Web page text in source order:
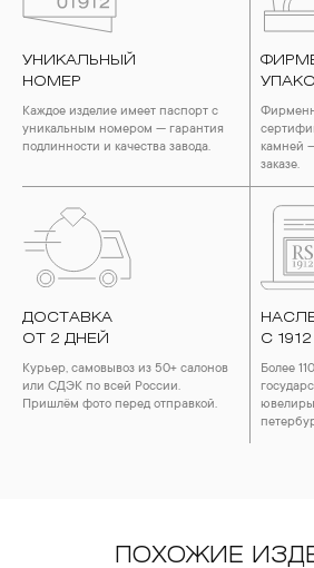
воздействия серы
пятнами.Кроме того, жирные
поверхности металлов,
притягивают к себе пыль. Из-за
разбалтываются и ломаются замки на
2. Храните ювелирные
специальных мешочках. Так
повредить украшение или
3. Ни в коем случае не храните
Особенно беречь от воздействия
позолоченные изделия. Также
переносят жемчуг, бирюза, малахит и
4. Специалисты обычно рекомендуют
реже одного раза в месяц, а также
фланелевой или замшевой салфеткой.
УНИКАЛЬНЫЙ
НОМЕР
Каждое изделие имеет паспорт с
уникальным номером — гарантия
подлинности и качества завода.
камней
заказе.
ДОСТАВКА
ОТ 2 ДНЕЙ
Курьер, самовывоз из 50+ салонов
или СДЭК по всей России.
Пришлём фото перед отправкой.
С
Более
ПОХОЖИЕ